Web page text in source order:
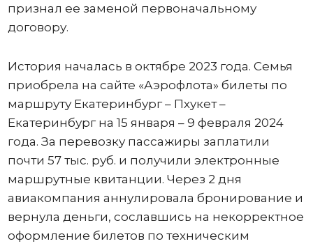
признал ее заменой первоначальному
договору.
История началась в октябре 2023 года. Семья
приобрела на сайте «Аэрофлота» билеты по
маршруту Екатеринбург – Пхукет –
Екатеринбург на 15 января – 9 февраля 2024
года. За перевозку пассажиры заплатили
почти 57 тыс. руб. и получили электронные
маршрутные квитанции. Через 2 дня
авиакомпания аннулировала бронирование и
вернула деньги, сославшись на некорректное
оформление билетов по техническим